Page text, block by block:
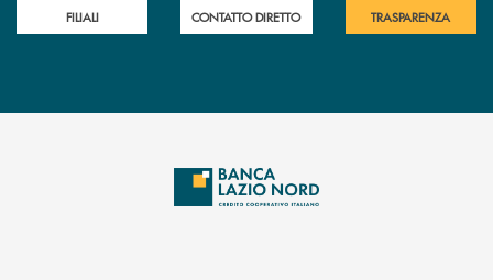
FILIALI CONTATTO DIRETTO TRASPARENZA